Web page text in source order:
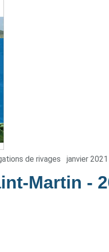
de rivages janvier 2021
Martin -